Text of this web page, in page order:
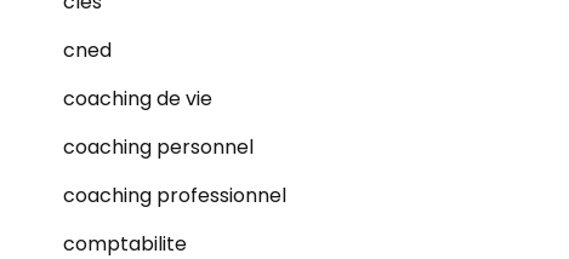
cned
coaching de vie
coaching personnel
coaching professionnel
comptabilite